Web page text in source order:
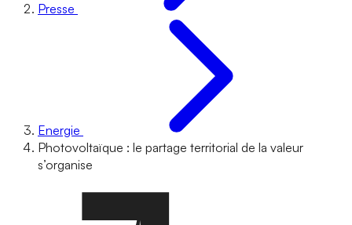
Presse
Energie
Photovoltaïque : le partage territorial de la valeur
s’organise